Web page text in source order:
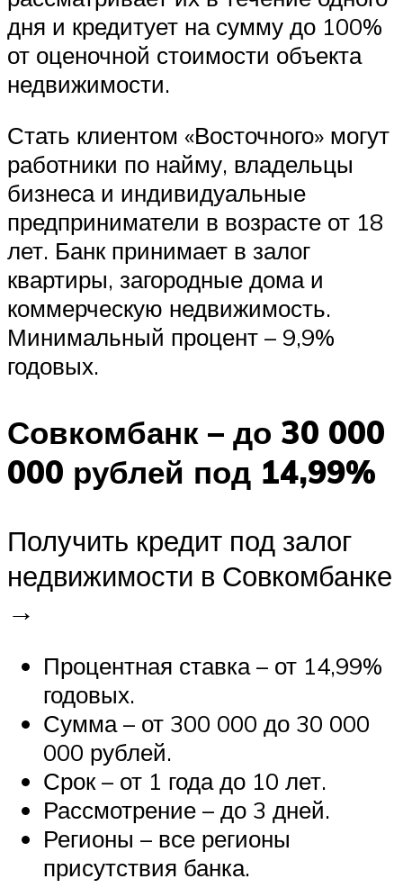
дня и кредитует на сумму до 100%
от оценочной стоимости объекта
недвижимости.
Стать клиентом «Восточного» могут
работники по найму, владельцы
бизнеса и индивидуальные
предприниматели в возрасте от 18
лет. Банк принимает в залог
квартиры, загородные дома и
коммерческую недвижимость.
Минимальный процент – 9,9%
годовых.
Совкомбанк – до 30 000
000 рублей под 14,99%
Получить кредит под залог
недвижимости в Совкомбанке
→
Процентная ставка – от 14,99%
годовых.
Сумма – от 300 000 до 30 000
000 рублей.
Срок – от 1 года до 10 лет.
Рассмотрение – до 3 дней.
Регионы – все регионы
присутствия банка.